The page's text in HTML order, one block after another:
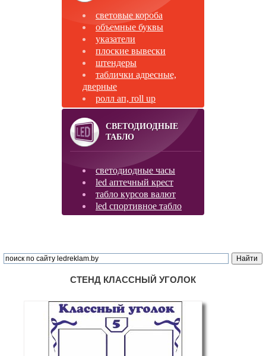
световые короба
объемные буквы
указатели
плоские вывески
штендеры
таблички адресные,
дверные
ролл ап, roll up
СВЕТОДИОДНЫЕ
ТАБЛО
светодиодные часы
led аптечный крест
табло курсов валют
led спортивное табло
СТЕНД КЛАССНЫЙ УГОЛОК